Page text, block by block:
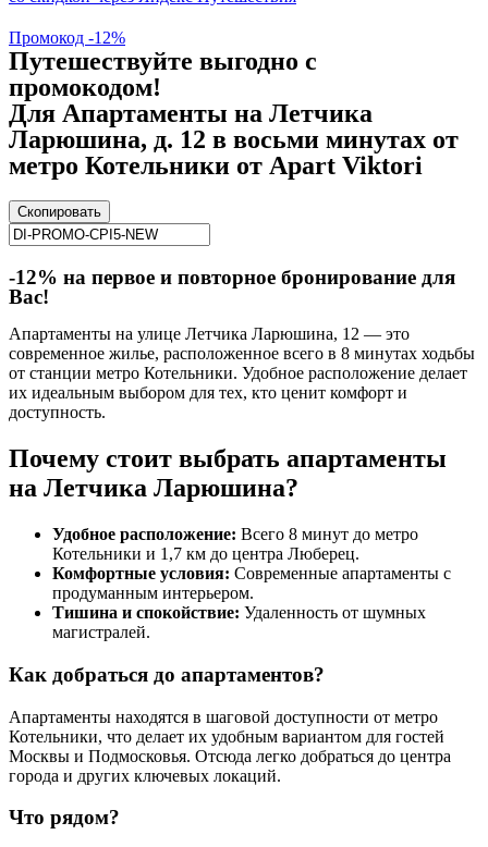
Промокод -12%
Путешествуйте выгодно с
промокодом!
Для Апартаменты на Летчика
Ларюшина, д. 12 в восьми минутах от
метро Котельники от Apart Viktori
Скопировать
-12% на первое и повторное бронирование для
Вас!
Апартаменты на улице Летчика Ларюшина, 12 — это
современное жилье, расположенное всего в 8 минутах ходьбы
от станции метро Котельники. Удобное расположение делает
их идеальным выбором для тех, кто ценит комфорт и
доступность.
Почему стоит выбрать апартаменты
на Летчика Ларюшина?
Удобное расположение: Всего 8 минут до метро
Котельники и 1,7 км до центра Люберец.
Комфортные условия: Современные апартаменты с
продуманным интерьером.
Тишина и спокойствие: Удаленность от шумных
магистралей.
Как добраться до апартаментов?
Апартаменты находятся в шаговой доступности от метро
Котельники, что делает их удобным вариантом для гостей
Москвы и Подмосковья. Отсюда легко добраться до центра
города и других ключевых локаций.
Что рядом?